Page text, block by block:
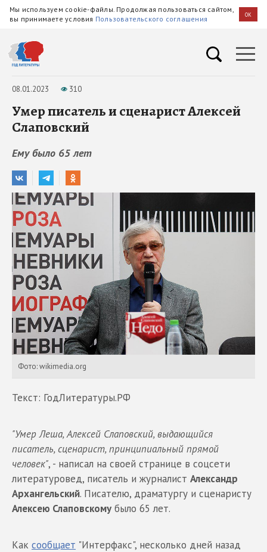
Мы используем cookie-файлы. Продолжая пользоваться сайтом,
вы принимаете условия Пользовательского соглашения OK
08.01.2023 310
Умер писатель и сценарист Алексей
Слаповский
Ему было 65 лет
Фото: wikimedia.org
Текст: ГодЛитературы.РФ
"Умер Леша, Алексей Слаповский, выдающийся
писатель, сценарист, принципиальный прямой
человек", - написал на своей странице в соцсети
литературовед, писатель и журналист Александр
Архангельский. Писателю, драматургу и сценаристу
Алексею Слаповскому было 65 лет.
Как сообщает "Интерфакс", несколько дней назад